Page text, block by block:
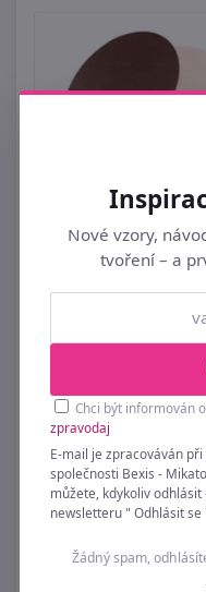
Nažehlovací
Nové vzory,
tvoření – a
Chci být informován
zpravodaj
E-mail je zpracováván
společnosti Bexis -
můžete, kdykoliv
newsletteru " Odhlásit se
Žádný spam,